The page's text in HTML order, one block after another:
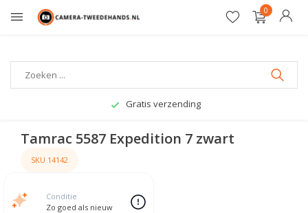
0
Gratis verzending
Tamrac 5587 Expedition 7 zwart
SKU 14142
Conditie
Zo goed als nieuw